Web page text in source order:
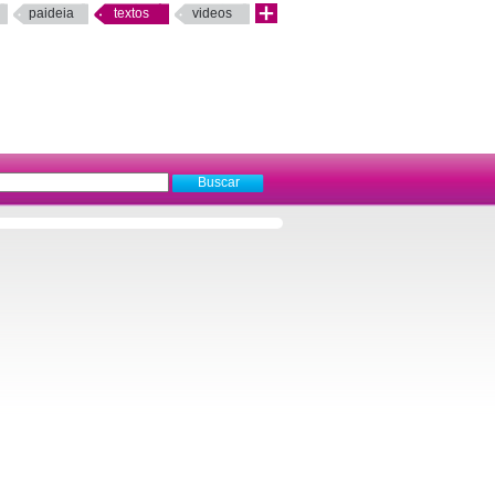
paideia textos videos